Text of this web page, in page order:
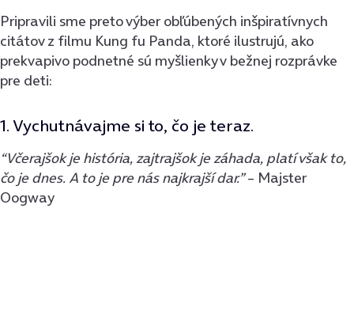
Pripravili sme preto výber obľúbených inšpiratívnych
citátov z filmu Kung fu Panda, ktoré ilustrujú, ako
prekvapivo podnetné sú myšlienky v bežnej rozprávke
pre deti:
1. Vychutnávajme si to, čo je teraz.
“Včerajšok je história, zajtrajšok je záhada, platí však to,
čo je dnes. A to je pre nás najkrajší dar.”– Majster
Oogway